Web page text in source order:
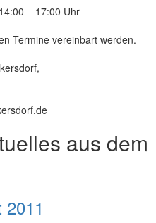
– 17:00 Uhr
Termine vereinbart werden.
aus dem